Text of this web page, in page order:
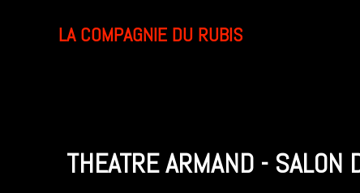
LA COMPAGNIE DU RUBIS
THEATRE ARMAND -